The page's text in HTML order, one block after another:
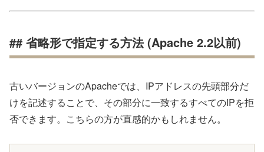
## 省略形で指定する方法 (Apache 2.2以前)
古いバージョンのApacheでは、IPアドレスの先頭部分だ
けを記述することで、その部分に一致するすべてのIPを拒
否できます。こちらの方が直感的かもしれません。